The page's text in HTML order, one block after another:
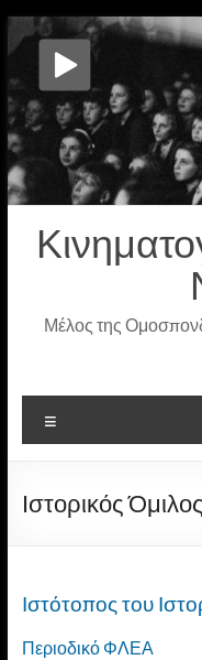
Μετάβαση
στο
περιεχόμενο
Μέλος της
Ιστορικός
Ιστότοπος του
Περιοδικό ΦΛΕΑ